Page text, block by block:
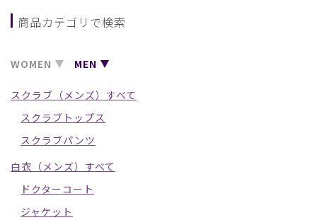
商品カテゴリで検索
WOMEN MEN
スクラブ（メンズ）すべて
スクラブトップス
スクラブパンツ
白衣（メンズ）すべて
ドクターコート
ジャケット